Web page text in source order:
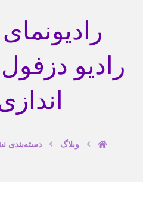
رادیونمای
رادیو
وبلاگ دسته‌بندی